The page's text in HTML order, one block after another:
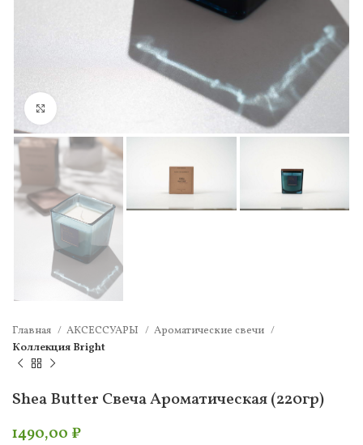
Главная АКСЕССУАРЫ
Ароматические свечи
Коллекция Bright
Shea Butter Свеча Ароматическая (220гр)
1490,00 ₽